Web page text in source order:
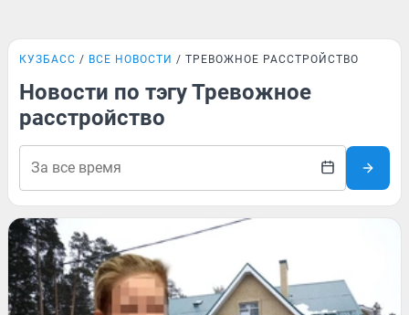
КУЗБАСС ВСЕ НОВОСТИ ТРЕВОЖНОЕ РАССТРОЙСТВО
Новости по тэгу Тревожное
расстройство